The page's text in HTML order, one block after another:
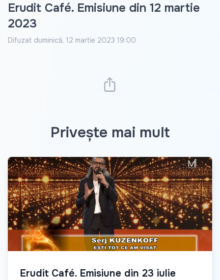
Erudit Café. Emisiune din 12 martie
2023
Difuzat duminică, 12 martie 2023 19:00
Privește mai mult
Erudit Café. Emisiune din 23 iulie